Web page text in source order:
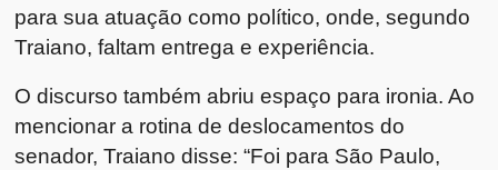
para sua atuação como político, onde, segundo
Traiano, faltam entrega e experiência.
O discurso também abriu espaço para ironia. Ao
mencionar a rotina de deslocamentos do
senador, Traiano disse: “Foi para São Paulo,